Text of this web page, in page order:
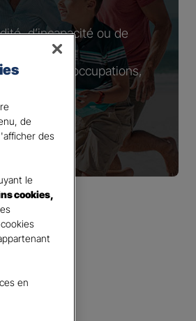
d’incapacité ou de
de vos préoccupations,
de
des
le
cookies,
en